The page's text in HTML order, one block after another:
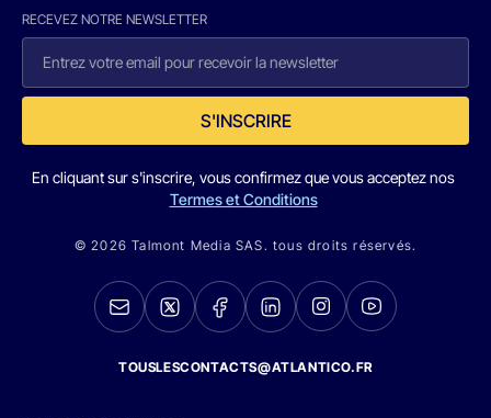
RECEVEZ NOTRE NEWSLETTER
S'INSCRIRE
En cliquant sur s'inscrire, vous confirmez que vous acceptez nos
Termes et Conditions
© 2026 Talmont Media SAS. tous droits réservés.
TOUSLESCONTACTS@ATLANTICO.FR